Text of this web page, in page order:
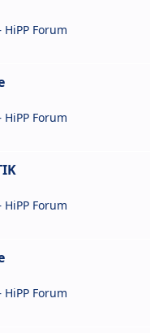
HiPP Forum
HiPP Forum
HiPP Forum
HiPP Forum